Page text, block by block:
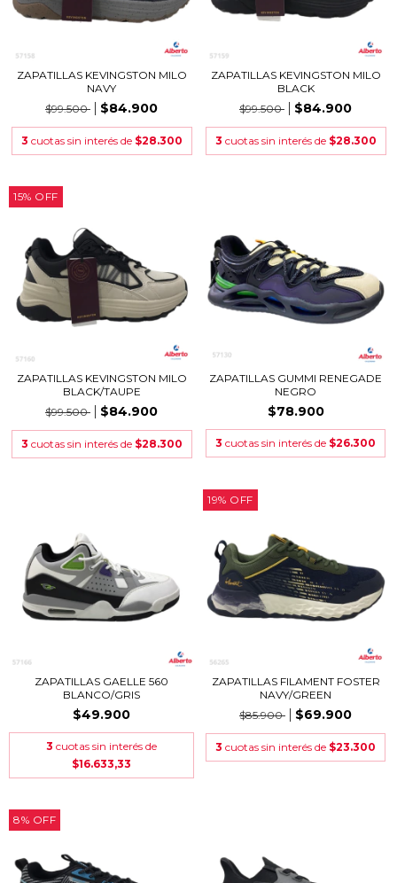
ZAPATILLAS KEVINGSTON MILO
NAVY
$99.500
$84.900
3 cuotas sin interés de $28.300
ZAPATILLAS KEVINGSTON MILO
BLACK
$99.500
$84.900
3 cuotas sin interés de $28.300
15% OFF
ZAPATILLAS KEVINGSTON MILO
BLACK/TAUPE
$99.500
$84.900
3 cuotas sin interés de $28.300
ZAPATILLAS GUMMI RENEGADE
NEGRO
$78.900
3 cuotas sin interés de $26.300
ZAPATILLAS GAELLE 560
BLANCO/GRIS
$49.900
3 cuotas sin interés de
$16.633,33
19% OFF
ZAPATILLAS FILAMENT FOSTER
NAVY/GREEN
$85.900
$69.900
3 cuotas sin interés de $23.300
8% OFF